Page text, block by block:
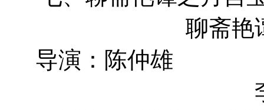
聊斋艳
导演：